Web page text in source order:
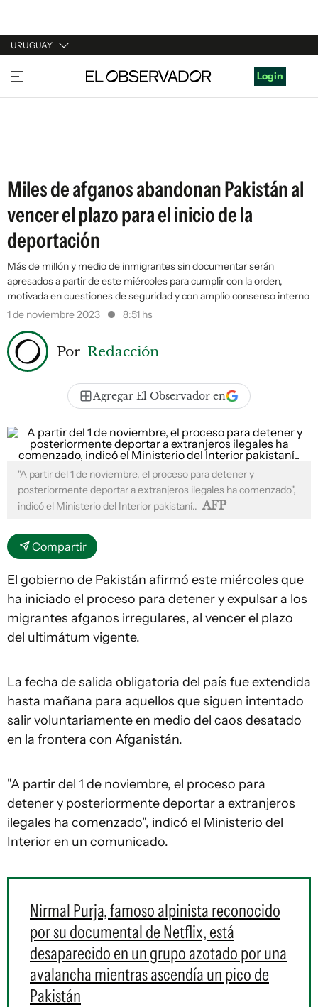
URUGUAY
URUGUAY
ARGENTINA
Login
Miles de afganos abandonan Pakistán al
vencer el plazo para el inicio de la
deportación
Más de millón y medio de inmigrantes sin documentar serán
apresados a partir de este miércoles para cumplir con la orden,
motivada en cuestiones de seguridad y con amplio consenso interno
1 de noviembre 2023
8:51 hs
Por Redacción
Agregar El Observador en
"A partir del 1 de noviembre, el proceso para detener y
posteriormente deportar a extranjeros ilegales ha comenzado",
indicó el Ministerio del Interior pakistaní.. AFP
Compartir
El gobierno de Pakistán afirmó este miércoles que
ha iniciado el proceso para detener y expulsar a los
migrantes afganos irregulares, al vencer el plazo
del ultimátum vigente.
La fecha de salida obligatoria del país fue extendida
hasta mañana para aquellos que siguen intentado
salir voluntariamente en medio del caos desatado
en la frontera con Afganistán.
"A partir del 1 de noviembre, el proceso para
detener y posteriormente deportar a extranjeros
ilegales ha comenzado", indicó el Ministerio del
Interior en un comunicado.
Nirmal Purja, famoso alpinista reconocido
por su documental de Netflix, está
desaparecido en un grupo azotado por una
avalancha mientras ascendía un pico de
Pakistán